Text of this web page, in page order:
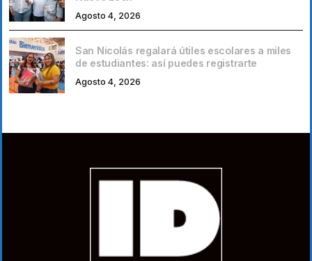
Agosto 4, 2026
San Nicolás regalará útiles escolares a miles
de estudiantes: así puedes registrarte
Agosto 4, 2026